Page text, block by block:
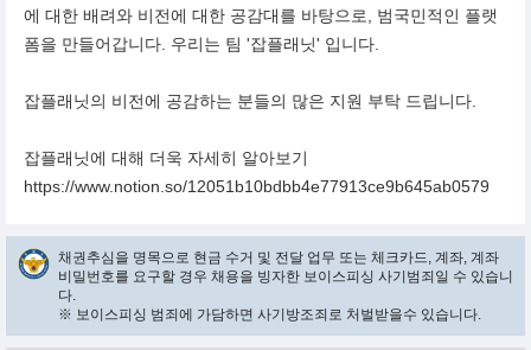
에 대한 배려와 비전에 대한 공감대를 바탕으로, 범국민적인 플랫
폼을 만들어갑니다. 우리는 팀 '잡플래닛' 입니다.
잡플래닛의 비전에 공감하는 분들의 많은 지원 부탁 드립니다.
잡플래닛에 대해 더욱 자세히 알아보기
https://www.notion.so/12051b10bdbb4e77913ce9b645ab0579
채권추심을 명목으로 현금 수거 및 전달 업무 또는 체크카드, 계좌, 계좌
비밀번호를 요구할 경우 채용을 빙자한 보이스피싱 사기범죄일 수 있습니
다.
※ 보이스피싱 범죄에 가담하면 사기방조죄로 처벌받을수 있습니다.